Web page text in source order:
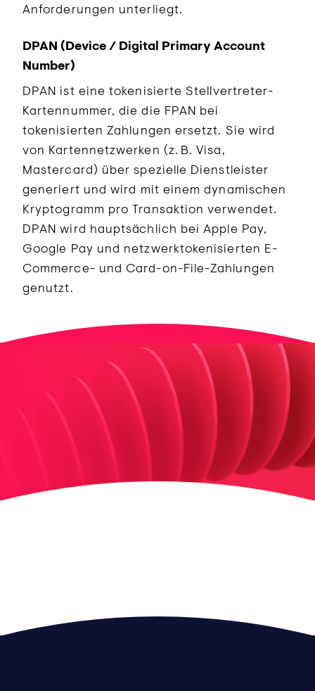
Anforderungen unterliegt.
DPAN (Device / Digital Primary Account
Number)
DPAN ist eine tokenisierte Stellvertreter-
Kartennummer, die die FPAN bei
tokenisierten Zahlungen ersetzt. Sie wird
von Kartennetzwerken (z. B. Visa,
Mastercard) über spezielle Dienstleister
generiert und wird mit einem dynamischen
Kryptogramm pro Transaktion verwendet.
DPAN wird hauptsächlich bei Apple Pay,
Google Pay und netzwerktokenisierten E-
Commerce- und Card-on-File-Zahlungen
genutzt.